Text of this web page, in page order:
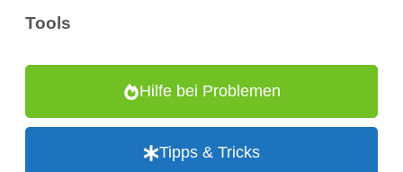
Tools
Hilfe bei Problemen
Tipps & Tricks